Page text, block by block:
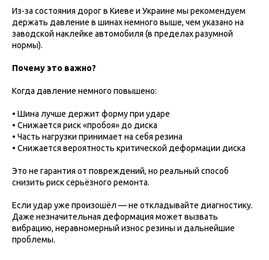
Из-за состояния дорог в Киеве и Украине мы рекомендуем
держать давление в шинах немного выше, чем указано на
заводской наклейке автомобиля (в пределах разумной
нормы).
Почему это важно?
Когда давление немного повышено:
• Шина лучше держит форму при ударе
• Снижается риск «пробоя» до диска
• Часть нагрузки принимает на себя резина
• Снижается вероятность критической деформации диска
Это не гарантия от повреждений, но реальный способ
снизить риск серьёзного ремонта.
Если удар уже произошёл — не откладывайте диагностику.
Даже незначительная деформация может вызвать
вибрацию, неравномерный износ резины и дальнейшие
проблемы.